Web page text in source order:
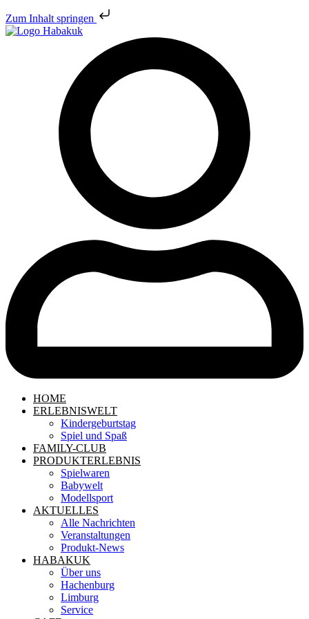
Zum Inhalt springen
HOME
ERLEBNISWELT
Kindergeburtstag
Spiel und Spaß
FAMILY-CLUB
PRODUKTERLEBNIS
Spielwaren
Babywelt
Modellsport
AKTUELLES
Alle Nachrichten
Veranstaltungen
Produkt-News
HABAKUK
Über uns
Hachenburg
Limburg
Service